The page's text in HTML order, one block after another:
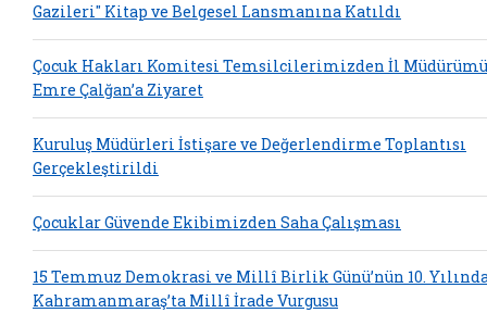
Gazileri" Kitap ve Belgesel Lansmanına Katıldı
Çocuk Hakları Komitesi Temsilcilerimizden İl
Emre Çalğan’a Ziyaret
Kuruluş Müdürleri İstişare ve Değerlendirme Toplantısı
Gerçekleştirildi
Çocuklar Güvende Ekibimizden Saha Çalışması
15 Temmuz Demokrasi ve Millî Birlik Günü’nün 10.
Kahramanmaraş’ta Millî İrade Vurgusu